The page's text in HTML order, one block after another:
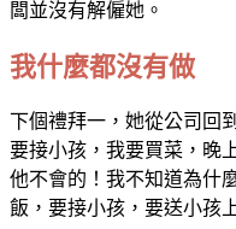
闆並沒有解僱她。
我什麼都沒有做
下個禮拜一，她從公司回
要接小孩，我要買菜，晚
他不會的！我不知道為什
飯，要接小孩，要送小孩